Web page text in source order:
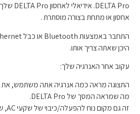
DELTA Pro. אידיאלי לאחסון DELTA Pro שלך ,
אחסון או מתחת בצורה מוסתרת .
היכן שאתה צריך אותו.
עקוב אחר האנרגיה שלך:
התצוגה מראה כמה אנרגיה אתה משתמש, את
מה שמראה המסך של DELTA Pro.
זה גם מקום נוח להפעלה/כיבוי של שקעי AC, שקעי DC או כל היחידה.